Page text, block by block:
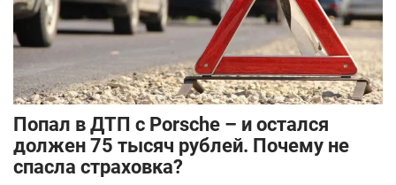
​Попал в ДТП с Porsche – и остался
должен 75 тысяч рублей. Почему не
спасла страховка?